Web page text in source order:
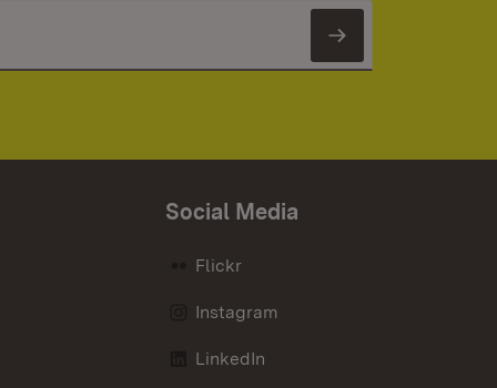
Newsletter
Social Media
Flickr
Instagram
LinkedIn